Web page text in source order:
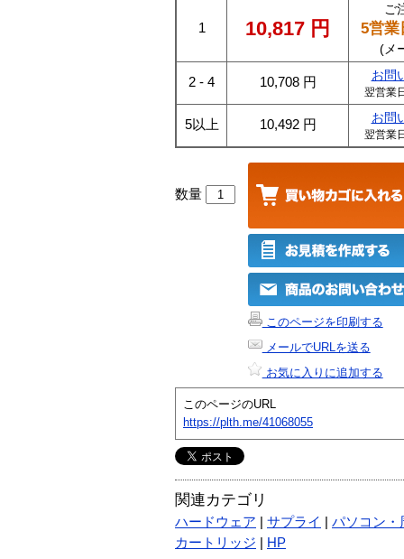
1 10,817 円
ご
5営業
(メ
2 - 4 10,708 円 お問
翌営業
5以上 10,492 円 お問
翌営業
数量
このページを印刷する
メールでURLを送る
お気に入りに追加する
このページのURL
https://plth.me/41068055
関連カテゴリ
ハードウェア サプライ
パソコン・
カートリッジ
HP